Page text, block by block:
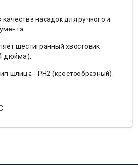
насадок для ручного и
шестигранный хвостовик
дюйма).
шлица - PH2 (крестообразный).